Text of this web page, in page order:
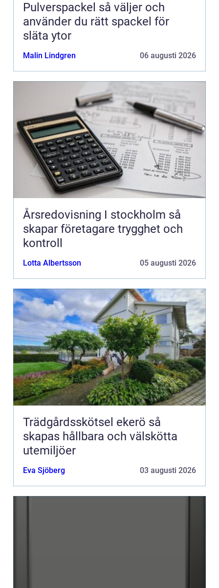
Pulverspackel så väljer och
använder du rätt spackel för
släta ytor
Malin Lindgren 06 augusti 2026
Årsredovisning I stockholm så
skapar företagare trygghet och
kontroll
Lotta Albertsson 05 augusti 2026
Trädgårdsskötsel ekerö så
skapas hållbara och välskötta
utemiljöer
Eva Sjöberg 03 augusti 2026